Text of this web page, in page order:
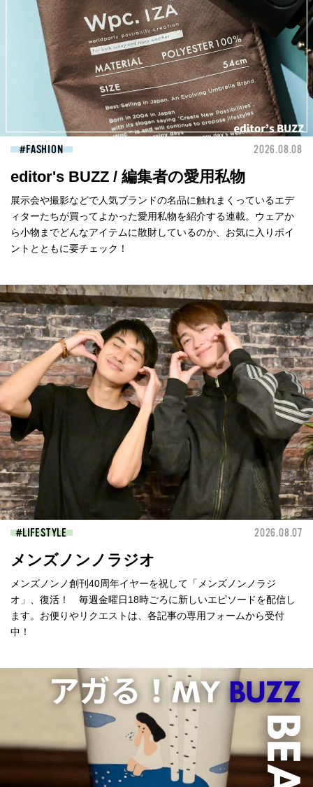
FASHION 2026.08.08
editor's BUZZ / 編集者の愛用私物
展示会や撮影などで人気ブランドの名品に触れまくっているエデ
ィターたちが買ってよかった愛用私物を紹介する連載。ウェアか
ら小物までどんなアイテムに散財しているのか、お気に入りポイ
ントとともに要チェック！
LIFESTYLE 2026.08.07
メンズノンノラジオ
メンズノンノ創刊40周年イヤーを祝して「メンズノンノラジ
オ」、復活！ 毎週金曜日18時ごろに新しいエピソードを配信し
ます。お便りやリクエストは、各記事の専用フォームから受付
中！